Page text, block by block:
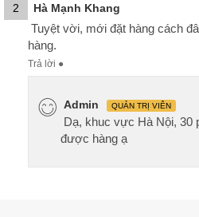
2 Hà Mạnh Khang
Tuyệt vời, mới đặt hàng cách
hàng.
Trả lời ●
Admin QUẢN TRỊ VIÊN
Dạ, khuc vực Hà Nội, 30
được hàng ạ